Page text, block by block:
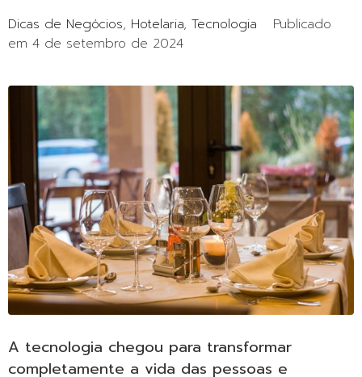
Dicas de Negócios Hotelaria Tecnologia
Publicado
em 4 de setembro de 2024
A tecnologia chegou para transformar
completamente a vida das pessoas e